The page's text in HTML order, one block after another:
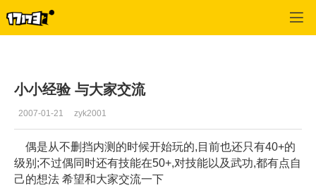
小小经验 与大家交流
2007-01-21 zyk2001
偶是从不删挡内测的时候开始玩的,目前也还只有40+的
级别;不过偶同时还有技能在50+,对技能以及武功,都有点自
己的想法 希望和大家交流一下